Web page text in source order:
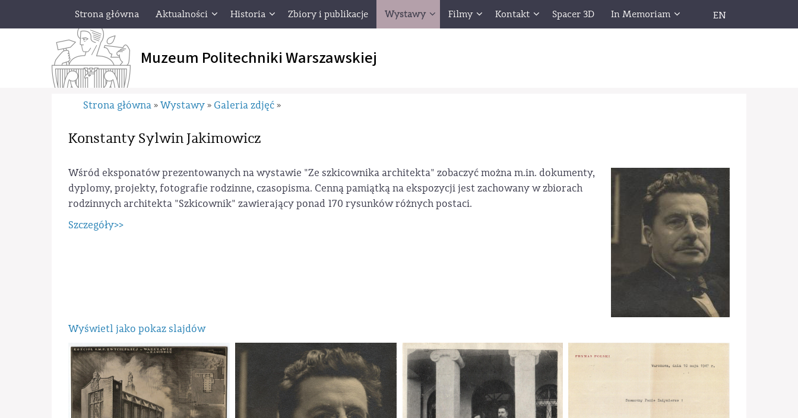
Strona główna Aktualności Historia Zbiory i publikacje Wystawy Filmy Kontakt Spacer 3D In Memoriam EN
Muzeum Politechniki Warszawskiej
Strona główna » Wystawy » Galeria zdjęć »
Konstanty Sylwin Jakimowicz
Wśród eksponatów prezentowanych na wystawie "Ze szkicownika architekta" zobaczyć można m.in. dokumenty,
dyplomy, projekty, fotografie rodzinne, czasopisma. Cenną pamiątką na ekspozycji jest zachowany w zbiorach
rodzinnych architekta "Szkicownik" zawierający ponad 170 rysunków różnych postaci.
Szczegóły>>
Wyświetl jako pokaz slajdów